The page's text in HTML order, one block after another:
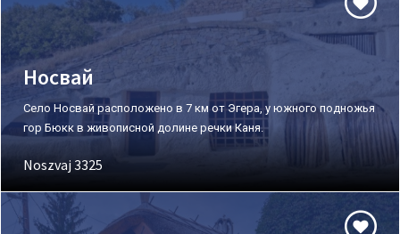
Носвай
Село Носвай расположено в 7 км от Эгера, у южного подножья
гор Бюкк в живописной долине речки Каня.
Noszvaj 3325